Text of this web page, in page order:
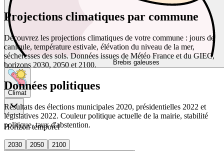
Brebis galeuses
Climat
Horizon temporel
2030 2050
2100
Projections climatiques par commune
Découvrez les projections climatiques de votre commune : jours de
canicule, température estivale, élévation du niveau de la mer,
sécheresses des sols. Données issues de Météo France et du GIEC,
horizons 2030, 2050 et 2100.
Données politiques
Résultats des élections municipales 2020, présidentielles 2022 et
législatives 2022. Couleur politique actuelle de la mairie, stabilité
politique, taux d'abstention.